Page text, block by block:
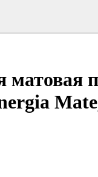
матовая